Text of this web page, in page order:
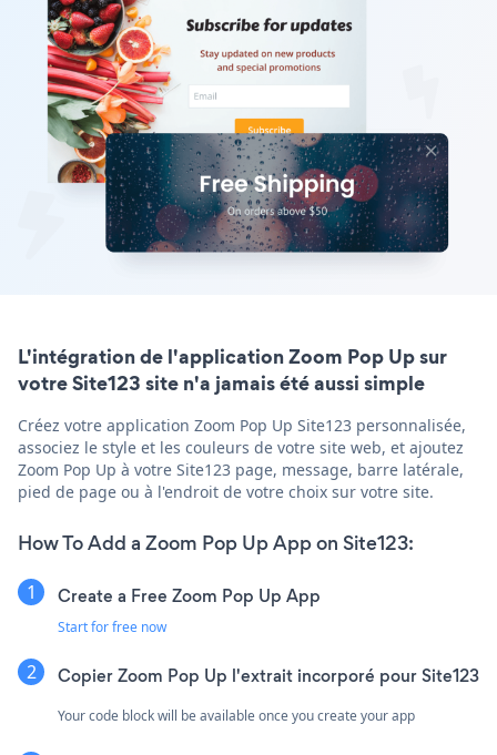
L'intégration de l'application Zoom Pop Up sur
votre Site123 site n'a jamais été aussi simple
Créez votre application Zoom Pop Up Site123 personnalisée,
associez le style et les couleurs de votre site web, et ajoutez
Zoom Pop Up à votre Site123 page, message, barre latérale,
pied de page ou à l'endroit de votre choix sur votre site.
How To Add a Zoom Pop Up App on Site123:
Create a Free Zoom Pop Up App
Start for free now
Copier Zoom Pop Up l'extrait incorporé pour Site123
Your code block will be available once you create your app